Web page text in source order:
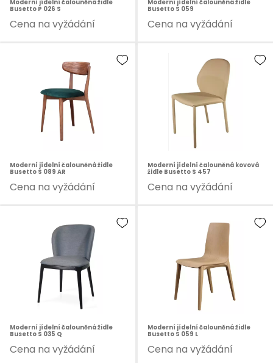
Moderní jídelní čalouněná židle
Busetto P 026 S
Cena na vyžádání
Moderní jídelní čalouněná židle
Busetto S 059
Cena na vyžádání
Moderní jídelní čalouněná židle
Busetto S 089 AR
Cena na vyžádání
Moderní jídelní čalouněná kovová
židle Busetto S 457
Cena na vyžádání
Moderní jídelní čalouněná židle
Busetto S 035 Q
Cena na vyžádání
Moderní jídelní čalouněná židle
Busetto S 059 L
Cena na vyžádání